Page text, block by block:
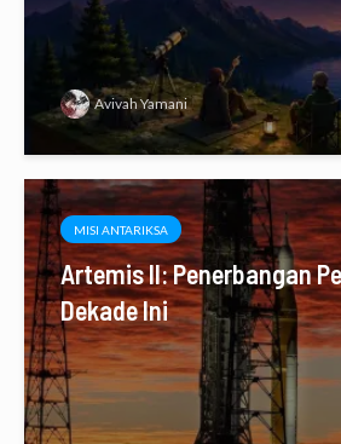
Avivah Yamani
MISI ANTARIKSA
Artemis II: Penerbangan
Dekade Ini